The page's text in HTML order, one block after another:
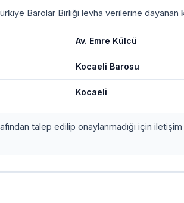
Barolar Birliği levha verilerine dayanan
Av. Emre Külcü
Kocaeli Barosu
Kocaeli
talep edilip onaylanmadığı için